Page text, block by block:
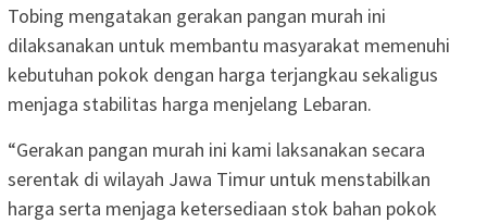
Tobing mengatakan gerakan pangan murah ini
dilaksanakan untuk membantu masyarakat memenuhi
kebutuhan pokok dengan harga terjangkau sekaligus
menjaga stabilitas harga menjelang Lebaran.
“Gerakan pangan murah ini kami laksanakan secara
serentak di wilayah Jawa Timur untuk menstabilkan
harga serta menjaga ketersediaan stok bahan pokok